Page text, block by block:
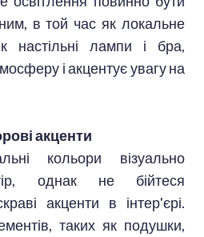
в той час як локальне
настільні лампи і бра,
і акцентує увагу на
акценти
кольори візуально
однак не бійтеся
акценти в інтер'єрі.
таких як подушки,